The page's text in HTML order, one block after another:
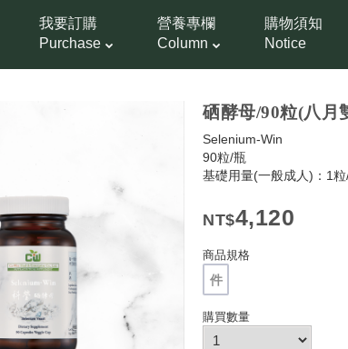
我要訂購
Purchase
營養專欄
Column
購物須知
Notice
硒酵母/90粒(八月
Selenium-Win
90粒/瓶
基礎用量(一般成人)：1
4,120
商品規格
件
購買數量